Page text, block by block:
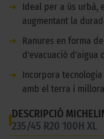
➜
Ideal per a ús urbà,
augmentant la
➜
Ranures en forma
d'evacuació d'aigua
➜
Incorpora
amb el terra i
DESCRIPCIÓ
235/45 R20 100H XL